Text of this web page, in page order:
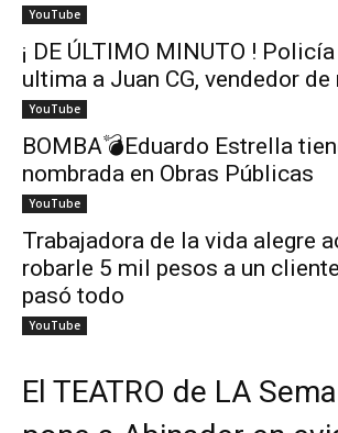
YouTube
¡ DE ÚLTIMO MINUTO !
ultima a Juan CG, vendedor
YouTube
BOMBA💣Eduardo Estrella
nombrada en Obras Públicas
YouTube
Trabajadora de la vida alegre
robarle 5 mil pesos a un
pasó todo
YouTube
El TEATRO de LA